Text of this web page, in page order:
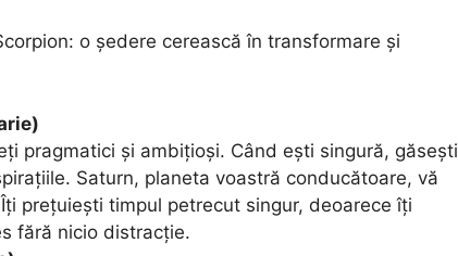
o ședere cerească în transformare și
pragmatici și ambițioși. Când ești singură, găsești
Saturn, planeta voastră conducătoare, vă
prețuiești timpul petrecut singur, deoarece îți
fără nicio distracție.